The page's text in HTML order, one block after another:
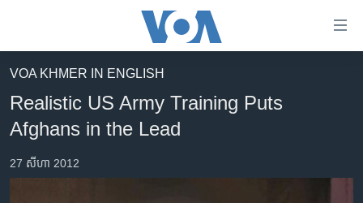
គេហទំព័រ​
រំលង​
និង​
ទៅ​​
អន្តរជាតិ
អាមេរិក
VOA KHMER IN ENGLISH
Realistic US Army Training Puts
Afghans in the Lead
27 សីហា 2012